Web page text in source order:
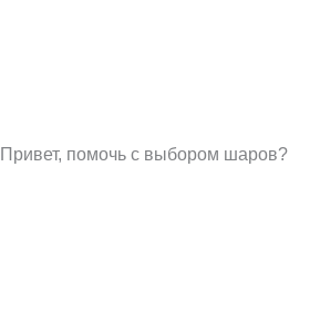
Привет, помочь с выбором шаров?